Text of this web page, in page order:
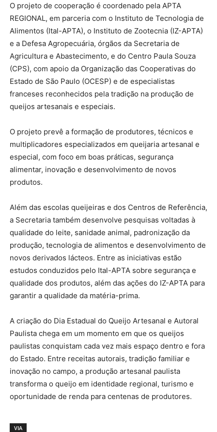
O projeto de cooperação é coordenado pela APTA
REGIONAL, em parceria com o Instituto de Tecnologia de
Alimentos (Ital-APTA), o Instituto de Zootecnia (IZ-APTA)
e a Defesa Agropecuária, órgãos da Secretaria de
Agricultura e Abastecimento, e do Centro Paula Souza
(CPS), com apoio da Organização das Cooperativas do
Estado de São Paulo (OCESP) e de especialistas
franceses reconhecidos pela tradição na produção de
queijos artesanais e especiais.
O projeto prevê a formação de produtores, técnicos e
multiplicadores especializados em queijaria artesanal e
especial, com foco em boas práticas, segurança
alimentar, inovação e desenvolvimento de novos
produtos.
Além das escolas queijeiras e dos Centros de Referência,
a Secretaria também desenvolve pesquisas voltadas à
qualidade do leite, sanidade animal, padronização da
produção, tecnologia de alimentos e desenvolvimento de
novos derivados lácteos. Entre as iniciativas estão
estudos conduzidos pelo Ital-APTA sobre segurança e
qualidade dos produtos, além das ações do IZ-APTA para
garantir a qualidade da matéria-prima.
A criação do Dia Estadual do Queijo Artesanal e Autoral
Paulista chega em um momento em que os queijos
paulistas conquistam cada vez mais espaço dentro e fora
do Estado. Entre receitas autorais, tradição familiar e
inovação no campo, a produção artesanal paulista
transforma o queijo em identidade regional, turismo e
oportunidade de renda para centenas de produtores.
VIA